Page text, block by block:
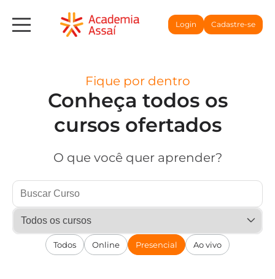
Login Cadastre-se
Fique por dentro
Conheça todos os
cursos ofertados
O que você quer aprender?
Todos Online Presencial Ao vivo